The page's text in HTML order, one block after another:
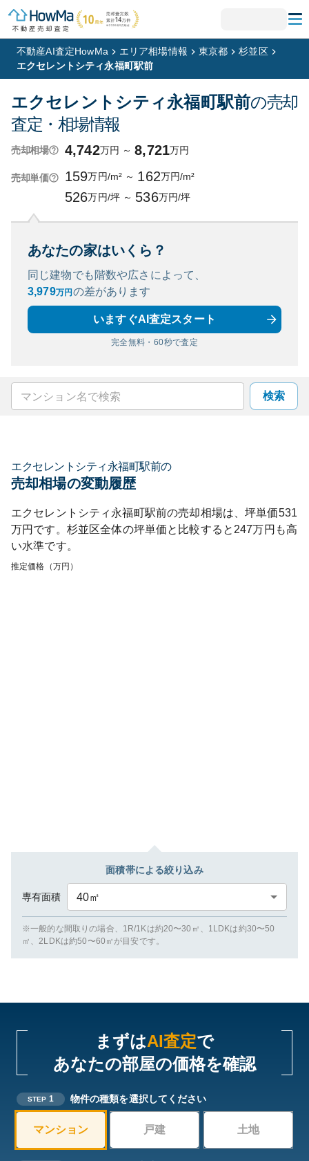
不動産AI査定HowMa エリア相場情報 東京都
杉並区
エクセレントシティ永福町駅前
エクセレントシティ永福町駅前の売却
査定・相場情報
売却相場 4,742万円 ～ 8,721万円
売却単価 159万円/m² ～ 162万円/m²
526万円/坪 ～ 536万円/坪
あなたの家はいくら？
同じ建物でも階数や広さによって、
3,979万円 の差があります
いますぐAI査定スタート
完全無料・60秒で査定
検索
エクセレントシティ永福町駅前の
売却相場の変動履歴
エクセレントシティ永福町駅前の売却相場は、坪単価531
万円です。 杉並区全体の坪単価と比較すると 247万円も高
い水準です。
推定価格（万円）
面積帯による絞り込み
専有面積 40㎡
※一般的な間取りの場合、1R/1Kは約20〜30㎡、1LDKは約30〜50
㎡、2LDKは約50〜60㎡が目安です。
まずはAI査定で
あなたの部屋の価格を確認
STEP 1 物件の種類を選択してください
マンション 戸建 土地